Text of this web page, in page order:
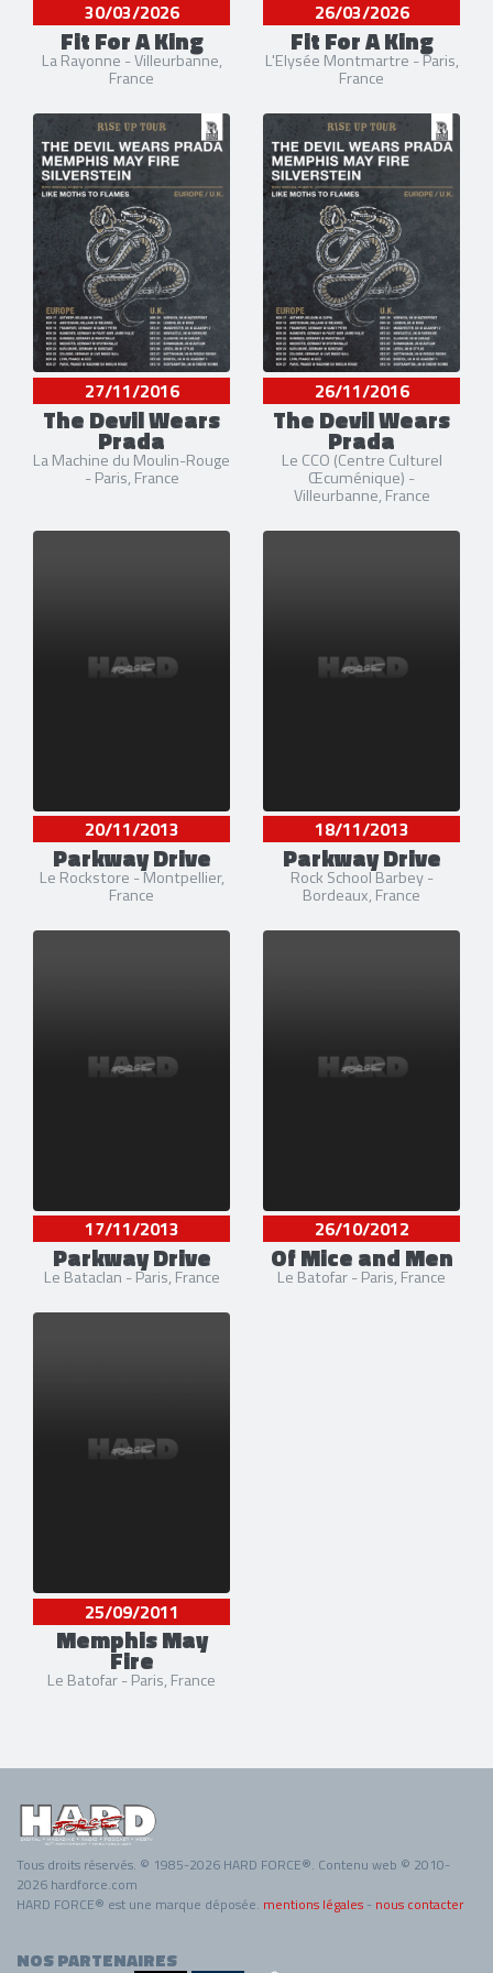
30/03/2026
Fit For A King
La Rayonne - Villeurbanne,
France
26/03/2026
Fit For A King
L'Elysée Montmartre - Paris,
France
27/11/2016
The Devil Wears
Prada
La Machine du Moulin-Rouge
- Paris, France
26/11/2016
The Devil Wears
Prada
Le CCO (Centre Culturel
Œcuménique) -
Villeurbanne, France
20/11/2013
Parkway Drive
Le Rockstore - Montpellier,
France
18/11/2013
Parkway Drive
Rock School Barbey -
Bordeaux, France
17/11/2013
Parkway Drive
Le Bataclan - Paris, France
26/10/2012
Of Mice and Men
Le Batofar - Paris, France
25/09/2011
Memphis May
Fire
Le Batofar - Paris, France
Tous droits réservés. © 1985-2026 HARD FORCE®. Contenu web © 2010-
2026 hardforce.com
HARD FORCE® est une marque déposée. mentions légales - nous contacter
NOS PARTENAIRES